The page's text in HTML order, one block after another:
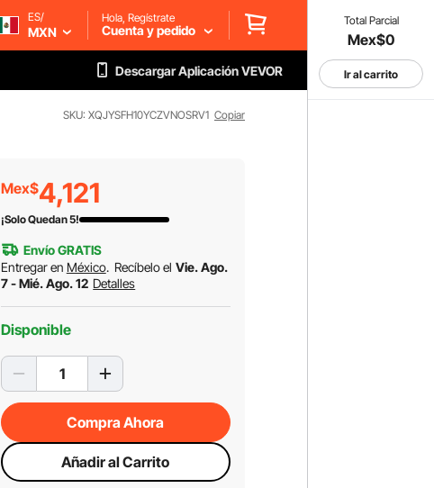
Total Parcial
Mex$0
Ir al carrito
ES/
MXN
Hola, Regístrate
Cuenta y pedido
Descargar Aplicación VEVOR
SKU: XQJYSFH10YCZVNOSRV1 Copiar
Mex$4,121
¡Solo Quedan 5!
Envío GRATIS
Entregar en México. Recíbelo el Vie. Ago.
7 - Mié. Ago. 12 Detalles
Disponible
Compra Ahora
Añadir al Carrito